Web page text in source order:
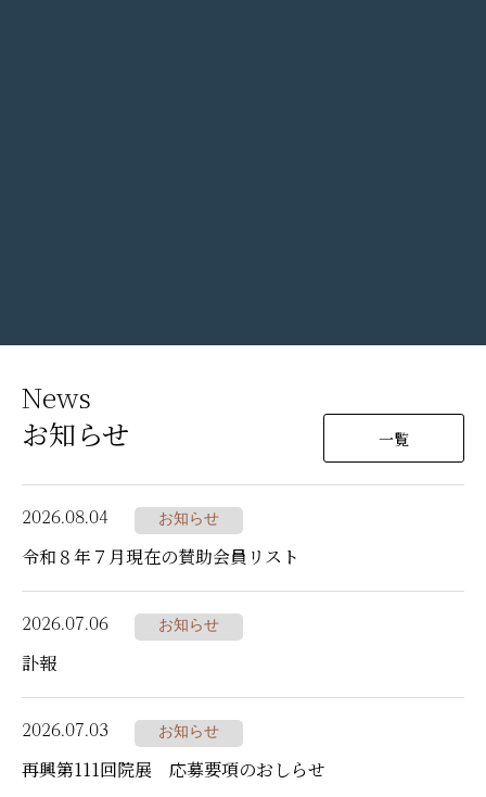
News
お知らせ
一覧
2026.08.04
お知らせ
令和８年７月現在の賛助会員リスト
2026.07.06
お知らせ
訃報
2026.07.03
お知らせ
再興第111回院展 応募要項のおしらせ